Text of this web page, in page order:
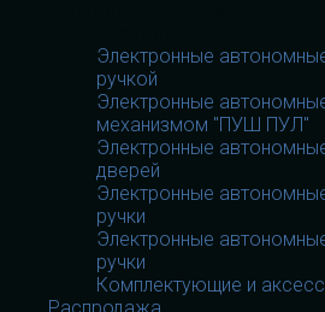
Электронные
ручкой
Электронные
механизмом "ПУШ ПУЛ"
Электронные
дверей
Электронные
ручки
Электронные
ручки
Комплектующие и